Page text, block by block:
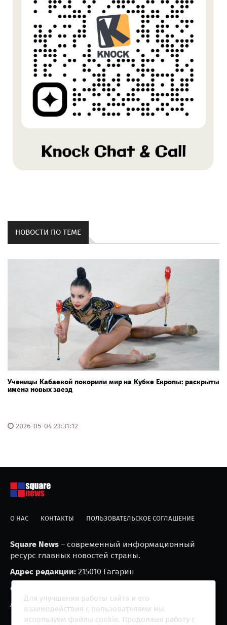
НОВОСТИ ПО ТЕМЕ
Ученицы Кабаевой покорили мир на Кубке Европы: раскрыты
имена новых звезд
2026-05-04 23:31:12
О НАС КОНТАКТЫ ПОЛЬЗОВАТЕЛЬСКОЕ СОГЛАШЕНИЕ
Square News – современный информационный
ресурс главных новостей страны.
Адрес редакции: 215010 Гагарин
e-mail:
Агрегатор новостей «Square news» (18+)
Для улучшения работы сайта и его
взаимодействия с пользователями мы
используем файлы cookie. Продолжая работу с